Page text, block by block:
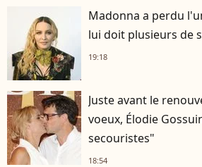
Madonna a perdu
lui doit plusieurs de
19:18
Juste avant le
voeux, Élodie
secouristes"
18:54